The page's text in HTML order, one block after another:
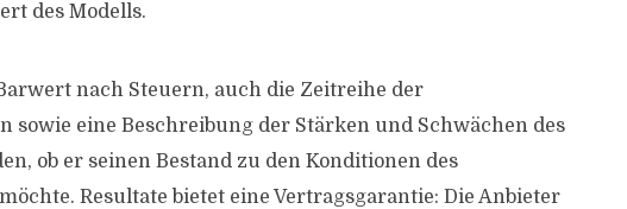
des Modells.
nach Steuern, auch die Zeitreihe der
sowie eine Beschreibung der Stärken und Schwächen des
ob er seinen Bestand zu den Konditionen des
Resultate bietet eine Vertragsgarantie: Die Anbieter